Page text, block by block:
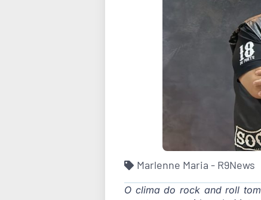
Marlenne Maria - R9News
O clima do rock and roll